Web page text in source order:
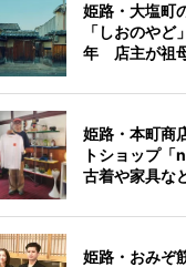
姫路・大塩町
「しおのやど
年 店主が祖
姫路・本町商
トショップ
古着や家具な
姫路・おみぞ